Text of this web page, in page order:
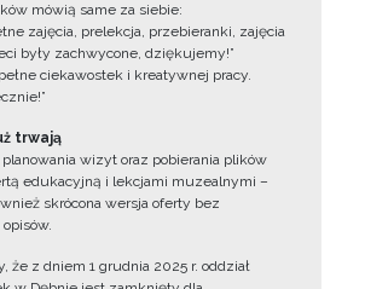
mówią same za siebie:
zajęcia, prelekcja, przebieranki, zajęcia
były zachwycone, dziękujemy!”
ciekawostek i kreatywnej pracy.
trwają
wizyt oraz pobierania plików
edukacyjną i lekcjami muzealnymi –
skrócona wersja oferty bez
że z dniem 1 grudnia 2025 r. oddział